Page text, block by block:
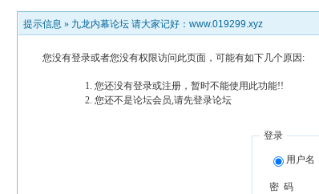
提示信息 » 九龙内幕论坛 请大家记好：www.019299.xyz
您没有登录或者您没有权限访问此页面，可能有如下几个原因:
您还没有登录或注册，暂时不能使用此功能!!
您还不是论坛会员,请先登录论坛
登录
用户名
密 码